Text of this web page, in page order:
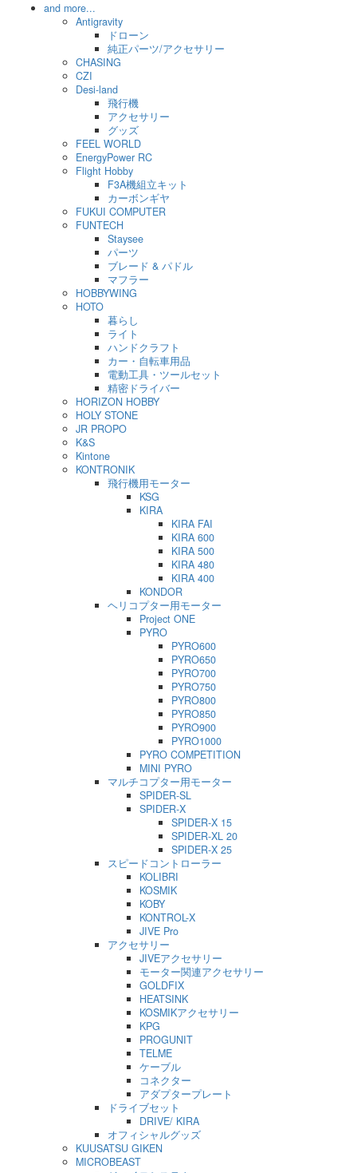
and more...
Antigravity
ドローン
純正パーツ/アクセサリー
CHASING
CZI
Desi-land
飛行機
アクセサリー
グッズ
FEEL WORLD
EnergyPower RC
Flight Hobby
F3A機組立キット
カーボンギヤ
FUKUI COMPUTER
FUNTECH
Staysee
パーツ
ブレード & パドル
マフラー
HOBBYWING
HOTO
暮らし
ライト
ハンドクラフト
カー・自転車用品
電動工具・ツールセット
精密ドライバー
HORIZON HOBBY
HOLY STONE
JR PROPO
K&S
Kintone
KONTRONIK
飛行機用モーター
KSG
KIRA
KIRA FAI
KIRA 600
KIRA 500
KIRA 480
KIRA 400
KONDOR
ヘリコプター用モーター
Project ONE
PYRO
PYRO600
PYRO650
PYRO700
PYRO750
PYRO800
PYRO850
PYRO900
PYRO1000
PYRO COMPETITION
MINI PYRO
マルチコプター用モーター
SPIDER-SL
SPIDER-X
SPIDER-X 15
SPIDER-XL 20
SPIDER-X 25
スピードコントローラー
KOLIBRI
KOSMIK
KOBY
KONTROL-X
JIVE Pro
アクセサリー
JIVEアクセサリー
モーター関連アクセサリー
GOLDFIX
HEATSINK
KOSMIKアクセサリー
KPG
PROGUNIT
TELME
ケーブル
コネクター
アダプタープレート
ドライブセット
DRIVE/ KIRA
オフィシャルグッズ
KUUSATSU GIKEN
MICROBEAST